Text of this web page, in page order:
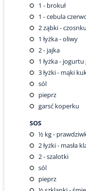
1 - brokuł
1 - cebula
2ząbki - czosnku
1 łyżka - oliwy
2- jajka
1 łyżka -
3łyżki - mąki
sól
pieprz
garsć koperku
SOS
½kg -
2łyżki - masła
2- szalotki
sól
pieprz